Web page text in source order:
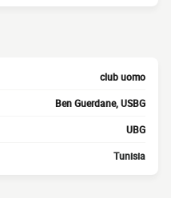
club uomo
Ben Guerdane, USBG
UBG
Tunisia